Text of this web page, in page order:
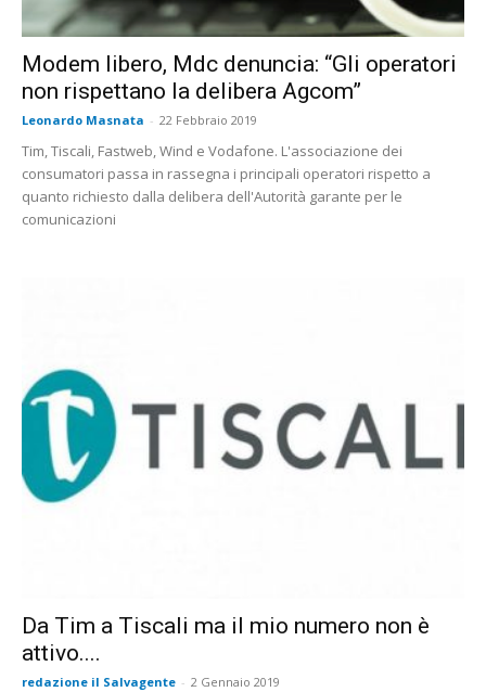
Modem libero, Mdc denuncia: “Gli operatori
non rispettano la delibera Agcom”
Leonardo Masnata - 22 Febbraio 2019
Tim, Tiscali, Fastweb, Wind e Vodafone. L'associazione dei
consumatori passa in rassegna i principali operatori rispetto a
quanto richiesto dalla delibera dell'Autorità garante per le
comunicazioni
Da Tim a Tiscali ma il mio numero non è
attivo....
redazione il Salvagente - 2 Gennaio 2019